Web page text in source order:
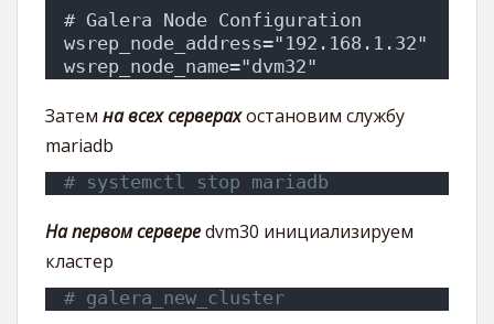
# Galera Node Configuration
wsrep_node_address="192.168.1.32"
wsrep_node_name="dvm32"
Затем на всех серверахостановим службу
mariadb
# systemctl stop mariadb
На первом сервереdvm30 инициализируем
кластер
# galera_new_cluster